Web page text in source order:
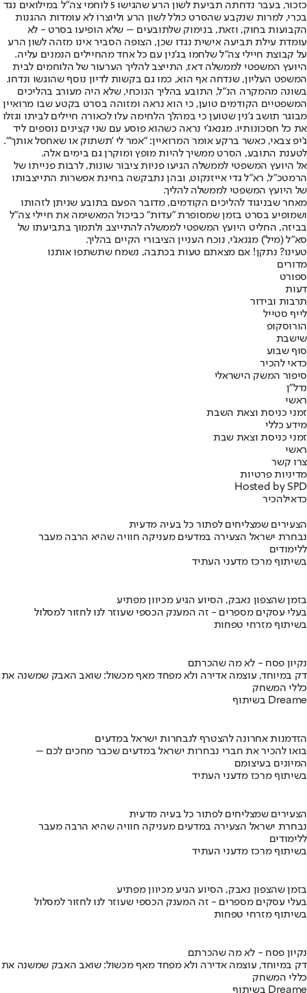
כזכור, בעבר נדחתה תביעת לשון הרע שהגישו 5 לוחמי צה"ל במילואים נגד
בכרי, למרות שנקבע שהסרט כולל לשון הרע וליוצרו לא עומדות ההגנות
הקבועות בחוק, וזאת, בנימוק שלתובעים – שלא הופיעו בסרט - לא
עומדת עילת תביעה אישית נגדו שכן, הצופה הסביר אינו מזהה לשון הרע
על קבוצת חיילי צה"ל שלחמו בג'נין עם כל אחד מהחיילים הנמנים עליה.
היועץ המשפטי לממשלה דאז, התייצב להליך הערעור של הלוחמים לבית
המשפט העליון, שנדחה אף הוא, כמו גם בקשות לדיון נוסף שהוגשו ונדחו.
בשונה מהמקרה הנ"ל, התובע בהליך הנוכחי, שלא היה מעורב בהליכים
המשפטיים הקודמים טוען, כי הוא נראה ומזוהה בסרט בקטע שבו מרואיין
מבוגר תושב ג'נין שטוען כי במהלך הלחימה עלו לכאורה חיילים לביתו וגזלו
את כל חסכונותיו. מגנאג'י נראה כשהוא פוסע עם שני קצינים נוספים ליד
ג'יפ צבאי, כאשר ברקע אומר המרואיין: "אמר לי 'תשתוק או שאחסל אותך'".
לטענת התובע, הסרט ממשיך להיות מופץ ומוקרן גם בימים אלה.
אל היועץ המשפטי לממשלה הגיעו פניות ציבור שונות, לרבות פנייתו של
הרמטכ"ל, רא"ל גדי אייזנקוט, ובהן נתבקשה בחינת אפשרות התייצבותו
של היועץ המשפטי לממשלה להליך.
מאחר שבניגוד להליכים הקודמים, מדובר הפעם בתובע שניתן לזהותו
ושמופיע בסרט בזמן שמסופרת "עדות" כביכול המאשימה את חיילי צה"ל
בביזה, החליט היועץ המשפטי לממשלה להתייצב ולתמוך בתביעתו של
סא"ל (מיל') מגנאג'י, נוכח העניין הציבורי הקיים בהליך.
טעינו? נתקן! אם מצאתם טעות בכתבה, נשמח שתשתפו אותנו
מדורים
ספורט
דעות
תרבות ובידור
לייף סטייל
הורוסקופ
שישבת
סוף שבוע
כדאי להכיר
סיפור המשק הישראלי
נדל"ן
ראשי
זמני כניסת וצאת השבת
מידע כללי
זמני כניסת וצאת שבת
ראשי
צרו קשר
מדיניות פרטיות
Hosted by SPD
כדאילהכיר
הצעירים שמצליחים לפתור כל בעיה מדעית
נבחרת ישראל הצעירה במדעים מעניקה חוויה שהיא הרבה מעבר
ללימודים
בשיתוף מרכז מדעני העתיד
בזמן שהצפון נאבק, הסיוע הגיע מכיוון מפתיע
בעלי עסקים מספרים - זה המענק הכספי שעוזר לנו לחזור למסלול
בשיתוף מזרחי טפחות
נקיון פסח - לא מה שהכרתם
דק במיוחד, עוצמה אדירה ולא מפחד מאף מכשול: שואב האבק שמשנה את
כללי המשחק
בשיתוף Dreame
הזדמנות אחרונה להצטרף לנבחרות ישראל במדעים
בואו להכיר את חברי נבחרות ישראל במדעים שכבר מחכים לכם –
המיונים בעיצומם
בשיתוף מרכז מדעני העתיד
הצעירים שמצליחים לפתור כל בעיה מדעית
נבחרת ישראל הצעירה במדעים מעניקה חוויה שהיא הרבה מעבר
ללימודים
בשיתוף מרכז מדעני העתיד
בזמן שהצפון נאבק, הסיוע הגיע מכיוון מפתיע
בעלי עסקים מספרים - זה המענק הכספי שעוזר לנו לחזור למסלול
בשיתוף מזרחי טפחות
נקיון פסח - לא מה שהכרתם
דק במיוחד, עוצמה אדירה ולא מפחד מאף מכשול: שואב האבק שמשנה את
כללי המשחק
בשיתוף Dreame